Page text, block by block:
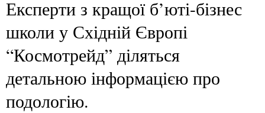
Експерти з кращої б’юті-бізнес
школи у Східній Європі
“Космотрейд” діляться
детальною інформацією про
подологію.